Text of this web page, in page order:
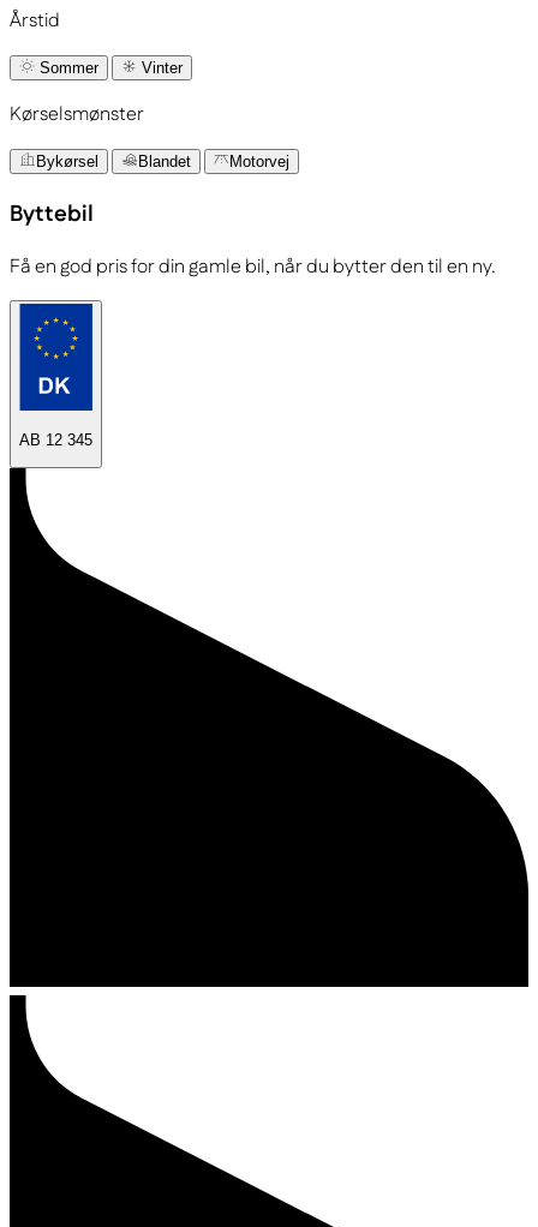
Årstid
Sommer Vinter
Kørselsmønster
Bykørsel Blandet Motorvej
Byttebil
Få en god pris for din gamle bil, når du bytter den til en ny.
AB 12 345